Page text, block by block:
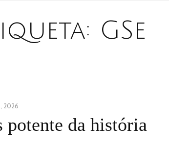
GSe
2026
2026
potente da história